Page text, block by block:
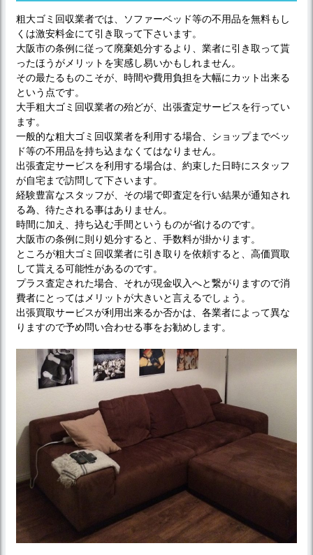
粗大ゴミ回収業者では、ソファーベッド等の不用品を無料もし
くは激安料金にて引き取って下さいます。
大阪市の条例に従って廃棄処分するより、業者に引き取って貰
ったほうがメリットを実感し易いかもしれません。
その最たるものこそが、時間や費用負担を大幅にカット出来る
という点です。
大手粗大ゴミ回収業者の殆どが、出張査定サービスを行ってい
ます。
一般的な粗大ゴミ回収業者を利用する場合、ショップまでベッ
ド等の不用品を持ち込まなくてはなりません。
出張査定サービスを利用する場合は、約束した日時にスタッフ
が自宅まで訪問して下さいます。
経験豊富なスタッフが、その場で即査定を行い結果が通知され
る為、待たされる事はありません。
時間に加え、持ち込む手間というものが省けるのです。
大阪市の条例に則り処分すると、手数料が掛かります。
ところが粗大ゴミ回収業者に引き取りを依頼すると、高価買取
して貰える可能性があるのです。
プラス査定された場合、それが現金収入へと繋がりますので消
費者にとってはメリットが大きいと言えるでしょう。
出張買取サービスが利用出来るか否かは、各業者によって異な
りますので予め問い合わせる事をお勧めします。